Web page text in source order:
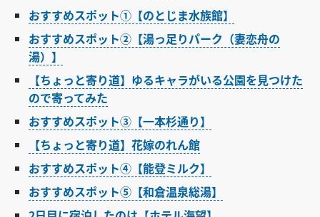
おすすめスポット①【のとじま水族館】
おすすめスポット②【湯っ足りパーク（妻恋舟の
湯）】
【ちょっと寄り道】ゆるキャラがいる公園を見つけた
ので寄ってみた
おすすめスポット③【一本杉通り】
【ちょっと寄り道】花嫁のれん館
おすすめスポット④【能登ミルク】
おすすめスポット⑤【和倉温泉総湯】